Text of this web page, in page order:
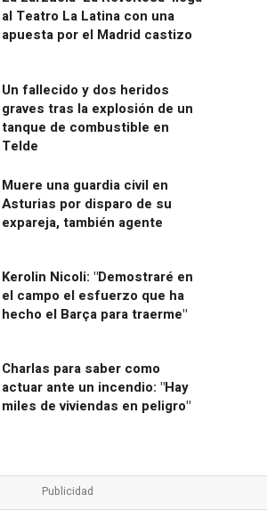
al Teatro La Latina con una
apuesta por el Madrid castizo
Un fallecido y dos heridos
graves tras la explosión de un
tanque de combustible en
Telde
Muere una guardia civil en
Asturias por disparo de su
expareja, también agente
Kerolin Nicoli: "Demostraré en
el campo el esfuerzo que ha
hecho el Barça para traerme"
Charlas para saber como
actuar ante un incendio: "Hay
miles de viviendas en peligro"